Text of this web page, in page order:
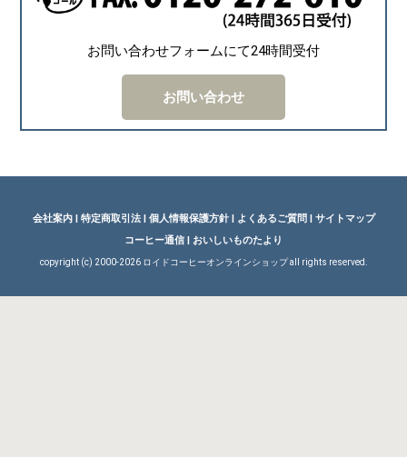
お問い合わせフォームにて24時間受付
お問い合わせ
会社案内 | 特定商取引法 | 個人情報保護方針 | よくあるご質問 | サイトマップ
コーヒー通信 | おいしいものたより
copyright (c) 2000-2026 ロイドコーヒーオンラインショップ all rights reserved.